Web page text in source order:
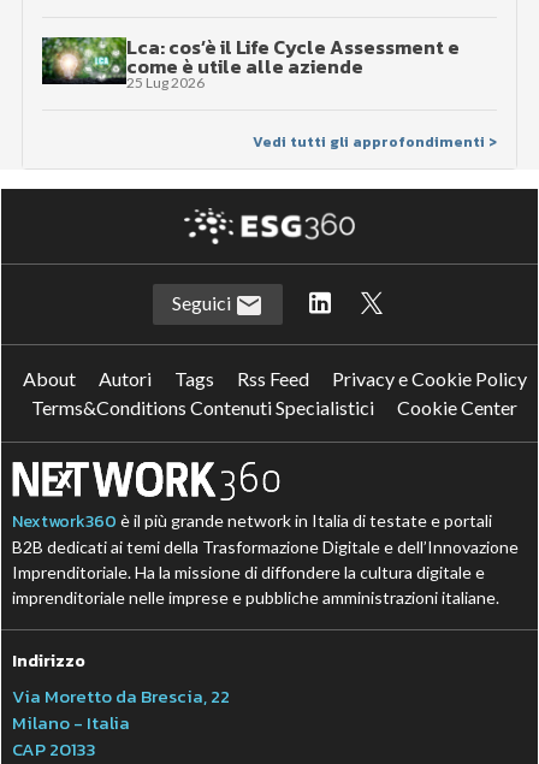
Lca: cos’è il Life Cycle Assessment e
come è utile alle aziende
25 Lug 2026
Vedi tutti gli approfondimenti >
Seguici
About Autori Tags Rss Feed
Privacy e Cookie Policy
Terms&Conditions Contenuti Specialistici
Cookie Center
Nextwork360 è il più grande network in Italia di testate e portali
B2B dedicati ai temi della Trasformazione Digitale e dell’Innovazione
Imprenditoriale. Ha la missione di diffondere la cultura digitale e
imprenditoriale nelle imprese e pubbliche amministrazioni italiane.
Indirizzo
Via Moretto da Brescia, 22
Milano - Italia
CAP 20133